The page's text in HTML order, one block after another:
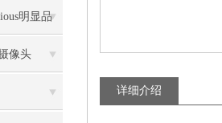
明显品
像头
详细介绍